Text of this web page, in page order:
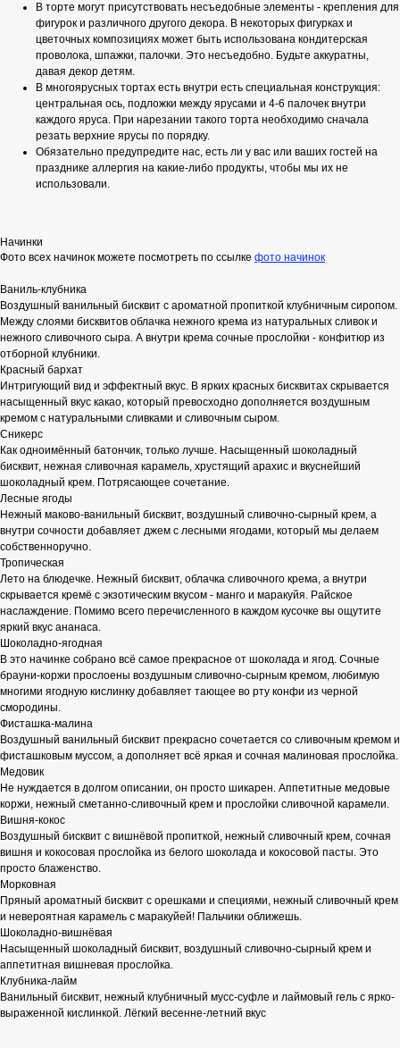
В торте могут присутствовать несъедобные элементы - крепления для
фигурок и различного другого декора. В некоторых фигурках и
цветочных композициях может быть использована кондитерская
проволока, шпажки, палочки. Это несъедобно. Будьте аккуратны,
давая декор детям.
В многоярусных тортах есть внутри есть специальная конструкция:
центральная ось, подложки между ярусами и 4-6 палочек внутри
каждого яруса. При нарезании такого торта необходимо сначала
резать верхние ярусы по порядку.
Обязательно предупредите нас, есть ли у вас или ваших гостей на
празднике аллергия на какие-либо продукты, чтобы мы их не
использовали.
Начинки
Фото всех начинок можете посмотреть по ссылке фото начинок
Ваниль-клубника
Воздушный ванильный бисквит с ароматной пропиткой клубничным сиропом.
Между слоями бисквитов облачка нежного крема из натуральных сливок и
нежного сливочного сыра. А внутри крема сочные прослойки - конфитюр из
отборной клубники.
Красный бархат
Интригующий вид и эффектный вкус. В ярких красных бисквитах скрывается
насыщенный вкус какао, который превосходно дополняется воздушным
кремом с натуральными сливками и сливочным сыром.
Сникерс
Как одноимённый батончик, только лучше. Насыщенный шоколадный
бисквит, нежная сливочная карамель, хрустящий арахис и вкуснейший
шоколадный крем. Потрясающее сочетание.
Лесные ягоды
Нежный маково-ванильный бисквит, воздушный сливочно-сырный крем, а
внутри сочности добавляет джем с лесными ягодами, который мы делаем
собственноручно.
Тропическая
Лето на блюдечке. Нежный бисквит, облачка сливочного крема, а внутри
скрывается кремё с экзотическим вкусом - манго и маракуйя. Райское
наслаждение. Помимо всего перечисленного в каждом кусочке вы ощутите
яркий вкус ананаса.
Шоколадно-ягодная
В это начинке собрано всё самое прекрасное от шоколада и ягод. Сочные
брауни-коржи прослоены воздушным сливочно-сырным кремом, любимую
многими ягодную кислинку добавляет тающее во рту конфи из черной
смородины.
Фисташка-малина
Воздушный ванильный бисквит прекрасно сочетается со сливочным кремом и
фисташковым муссом, а дополняет всё яркая и сочная малиновая прослойка.
Медовик
Не нуждается в долгом описании, он просто шикарен. Аппетитные медовые
коржи, нежный сметанно-сливочный крем и прослойки сливочной карамели.
Вишня-кокос
Воздушный бисквит с вишнёвой пропиткой, нежный сливочный крем, сочная
вишня и кокосовая прослойка из белого шоколада и кокосовой пасты. Это
просто блаженство.
Морковная
Пряный ароматный бисквит с орешками и специями, нежный сливочный крем
и невероятная карамель с маракуйей! Пальчики оближешь.
Шоколадно-вишнёвая
Насыщенный шоколадный бисквит, воздушный сливочно-сырный крем и
аппетитная вишневая прослойка.
Клубника-лайм
Ванильный бисквит, нежный клубничный мусс-суфле и лаймовый гель с ярко-
выраженной кислинкой. Лёгкий весенне-летний вкус